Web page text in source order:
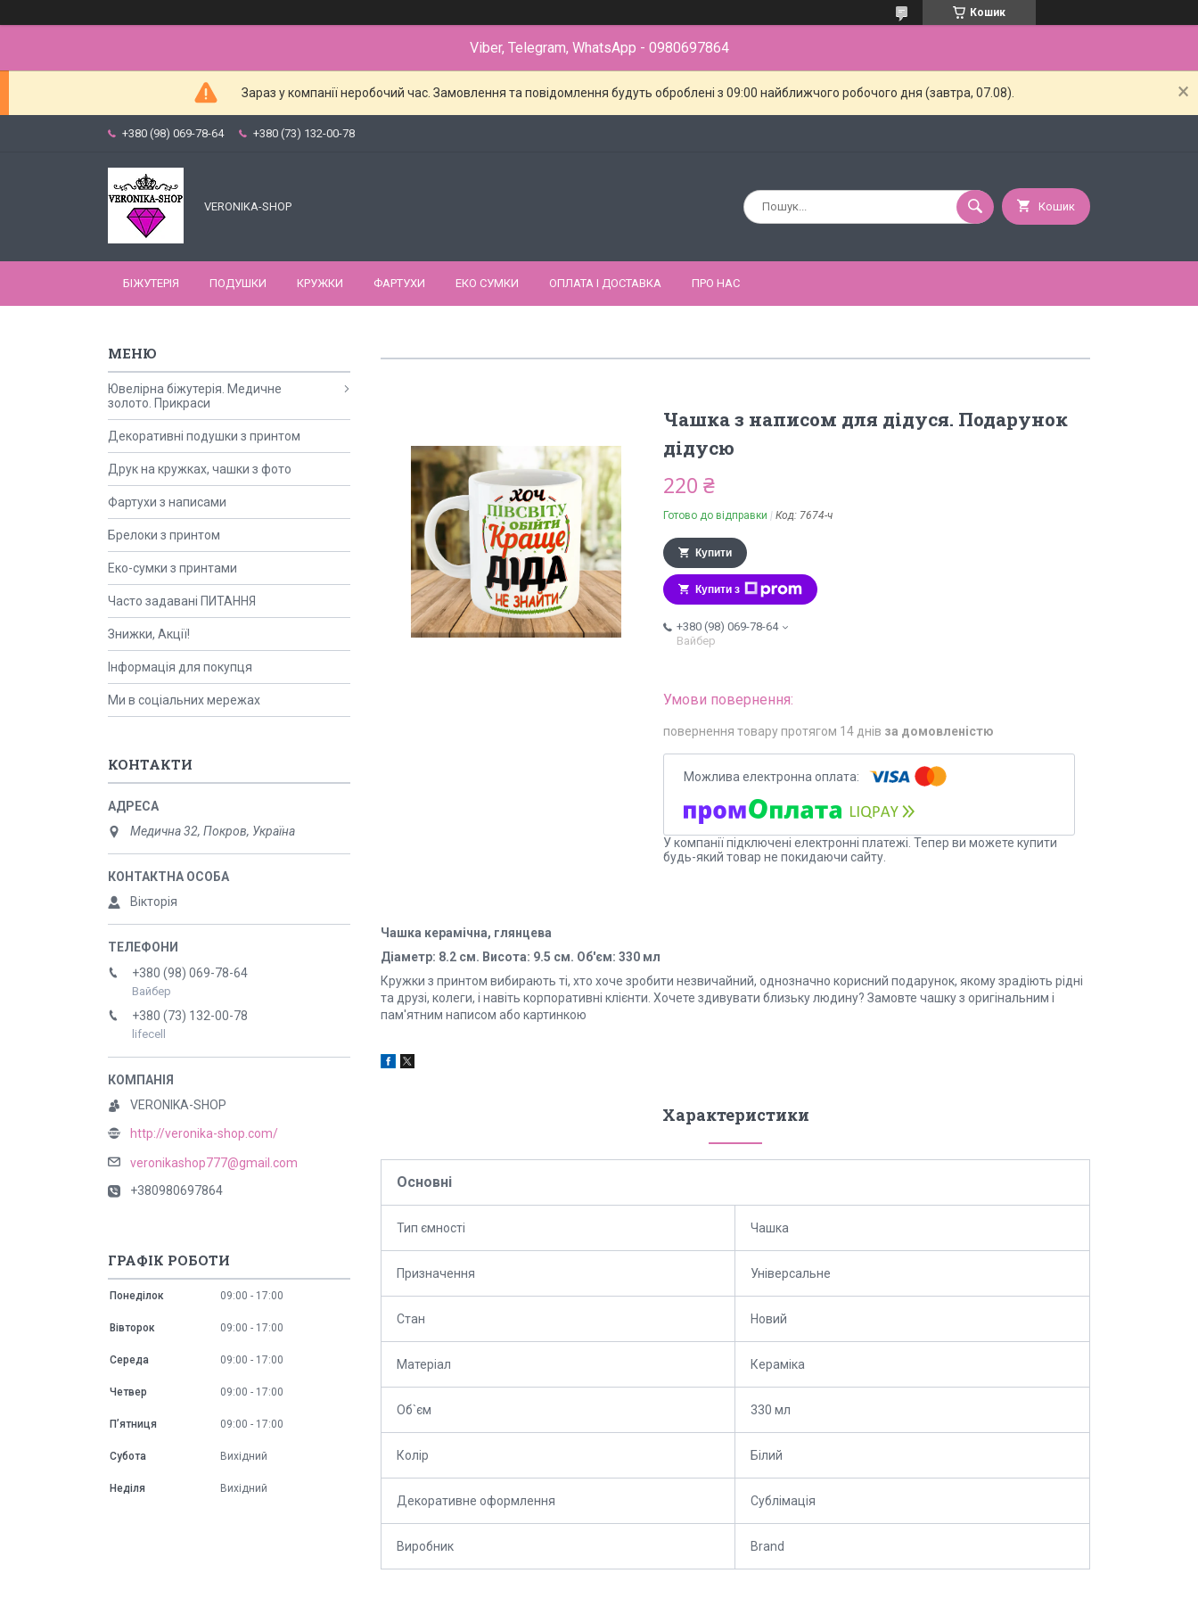
Кошик
Viber, Telegram, WhatsApp - 0980697864
Зараз у компанії неробочий час. Замовлення та повідомлення будуть оброблені з 09:00 найближчого робочого дня (завтра, 07.08).
+380 (98) 069-78-64 +380 (73) 132-00-78
VERONIKA-SHOP Кошик
БІЖУТЕРІЯ ПОДУШКИ КРУЖКИ ФАРТУХИ ЕКО СУМКИ ОПЛАТА І ДОСТАВКА ПРО НАС
Чашка з написом для дідуся. Подарунок
дідусю
220 ₴
Готово до відправки Код: 7674-ч
Купити
Купити з
+380 (98) 069-78-64
Вайбер
повернення товару протягом 14 днів за домовленістю
У компанії підключені електронні платежі. Тепер ви можете купити
будь-який товар не покидаючи сайту.
Чашка керамічна, глянцева
Діаметр: 8.2 см. Висота: 9.5 см. Об'єм: 330 мл
Кружки з принтом вибирають ті, хто хоче зробити незвичайний, однозначно корисний подарунок, якому зрадіють рідні
та друзі, колеги, і навіть корпоративні клієнти. Хочете здивувати близьку людину? Замовте чашку з оригінальним і
пам'ятним написом або картинкою
Характеристики
Основні
Тип ємності Чашка
Призначення Універсальне
Стан Новий
Матеріал Кераміка
Об`єм 330 мл
Колір Білий
Декоративне оформлення Сублімація
Виробник Brand
Ювелірна біжутерія. Медичне
золото. Прикраси
Декоративні подушки з принтом
Друк на кружках, чашки з фото
Фартухи з написами
Брелоки з принтом
Еко-сумки з принтами
Часто задавані ПИТАННЯ
Знижки, Акції!
Інформація для покупця
Ми в соціальних мережах
КОНТАКТИ
Медична 32, Покров, Україна
Вікторія
+380 (98) 069-78-64
Вайбер
+380 (73) 132-00-78
lifecell
VERONIKA-SHOP
http://veronika-shop.com/
veronikashop777@gmail.com
+380980697864
ГРАФІК РОБОТИ
Понеділок 09:00 17:00
Вівторок 09:00 17:00
Середа 09:00 17:00
Четвер 09:00 17:00
Пʼятниця 09:00 17:00
Субота Вихідний
Неділя Вихідний